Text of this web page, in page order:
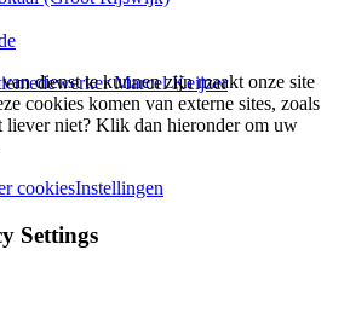
Marcel Keijzer
dienst te kunnen zijn maakt onze site
cookies komen van externe sites, zoals
liever niet? Klik dan hieronder om uw
cookiesInstellingen
Settings